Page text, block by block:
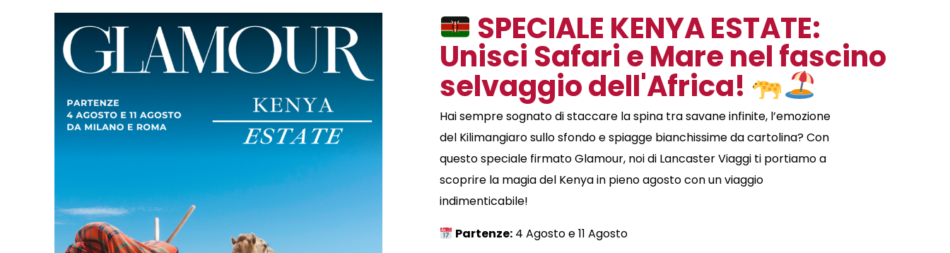
SPECIALE KENYA ESTATE:
Unisci Safari e Mare nel fascino
selvaggio dell'Africa!
Hai sempre sognato di staccare la spina tra savane infinite, l’emozione
del Kilimangiaro sullo sfondo e spiagge bianchissime da cartolina? Con
questo speciale firmato Glamour, noi di Lancaster Viaggi ti portiamo a
scoprire la magia del Kenya in pieno agosto con un viaggio
indimenticabile!
Partenze:4 Agosto e 11 Agosto